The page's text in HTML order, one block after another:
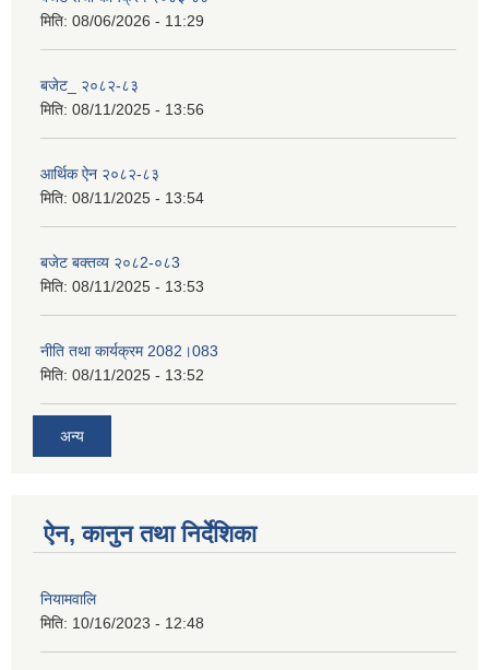
मिति: 08/06/2026 - 11:29
बजेट_ २०८२-८३
मिति: 08/11/2025 - 13:56
आर्थिक ऐन २०८२-८३
मिति: 08/11/2025 - 13:54
बजेट बक्तव्य २०८2-०८3
मिति: 08/11/2025 - 13:53
नीति तथा कार्यक्रम 2082।083
मिति: 08/11/2025 - 13:52
अन्य
ऐन, कानुन तथा निर्देशिका
नियामवालि
मिति: 10/16/2023 - 12:48